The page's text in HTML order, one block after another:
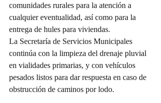
comunidades rurales para la atención a
cualquier eventualidad, así como para la
entrega de hules para viviendas.
La Secretaría de Servicios Municipales
continúa con la limpieza del drenaje pluvial
en vialidades primarias, y con vehículos
pesados listos para dar respuesta en caso de
obstrucción de caminos por lodo.